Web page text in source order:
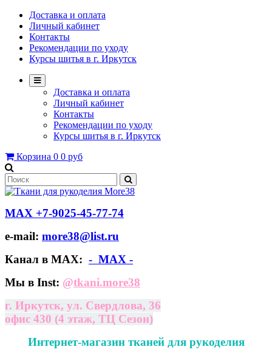
Доставка и оплата
Личный кабинет
Контакты
Рекомендации по уходу
Курсы шитья в г. Иркутск
Доставка и оплата
Личный кабинет
Контакты
Рекомендации по уходу
Курсы шитья в г. Иркутск
Корзина 0 0 руб
МАХ +7-9025-45-77-74
e-mail: more38@list.ru
Канал в МАХ: - МАХ -
Мы в Inst: @tkani.more38
г. Иркутск, ул. Свердлова, 36
офис 430 (4 этаж, ТЦ Сезон)
Интернет-магазин тканей для рукоделия